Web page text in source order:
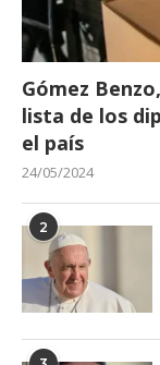
Gómez
lista de los
el país
24/05/2024
2